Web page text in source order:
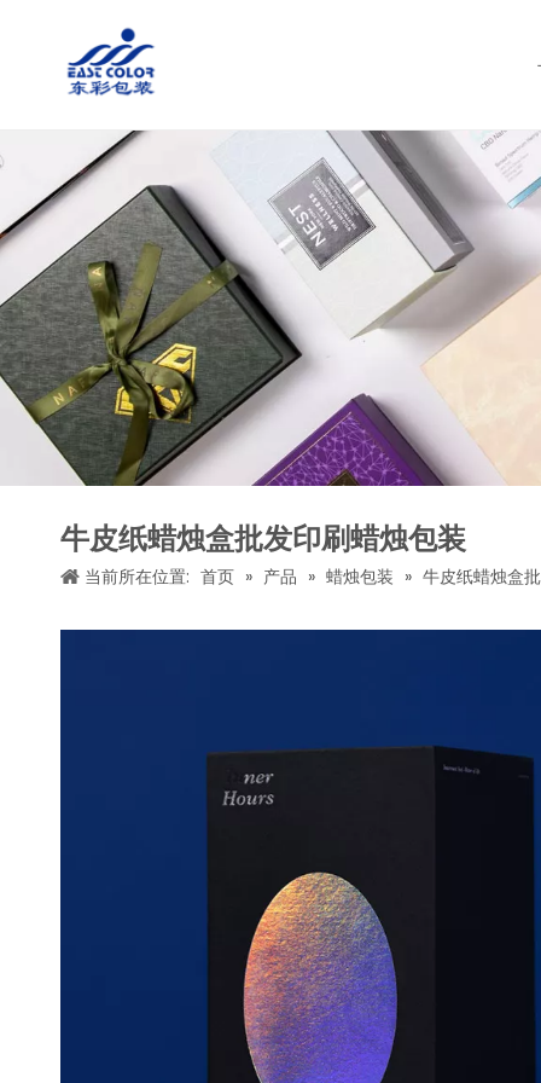
牛皮纸蜡烛盒批发印刷蜡烛包装
当前所在位置: 首页 » 产品 » 蜡烛包装 » 牛皮纸蜡烛盒